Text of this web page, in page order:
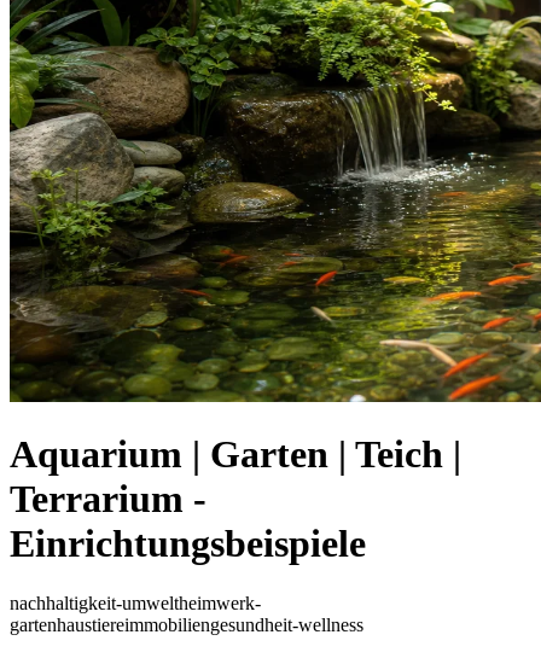
Aquarium | Garten | Teich |
Terrarium -
Einrichtungsbeispiele
nachhaltigkeit-umweltheimwerk-
gartenhaustiereimmobiliengesundheit-wellness